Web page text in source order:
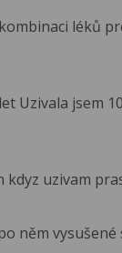
léků
Uzivala jsem
uzivam
něm